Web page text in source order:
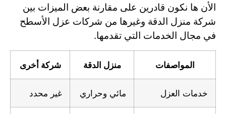
الأن ها نكون قادرين على مقارنة بعض الميزات بين
شركة منزل الدقة وغيرها من شركات عزل الأسطح
في مجال الخدمات التي تقدمها.
المواصفات منزل الدقة شركة أخرى
خدمات العزل مائي وحراري غير محدد